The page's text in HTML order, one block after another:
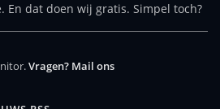
dat doen wij gratis. Simpel toch?
Vragen? Mail ons